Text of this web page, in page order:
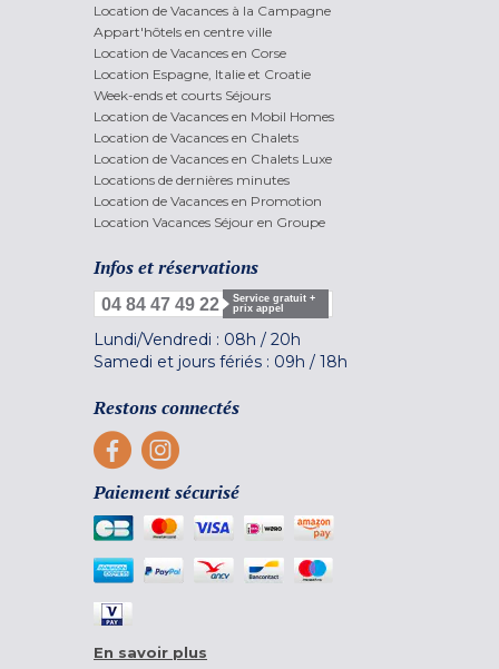
Location de Vacances à la Campagne
Appart'hôtels en centre ville
Location de Vacances en Corse
Location Espagne, Italie et Croatie
Week-ends et courts Séjours
Location de Vacances en Mobil Homes
Location de Vacances en Chalets
Location de Vacances en Chalets Luxe
Locations de dernières minutes
Location de Vacances en Promotion
Location Vacances Séjour en Groupe
Infos et réservations
04 84 47 49 22
Service gratuit +
prix appel
Lundi/Vendredi : 08h / 20h
Samedi et jours fériés : 09h / 18h
Restons connectés
Paiement sécurisé
En savoir plus